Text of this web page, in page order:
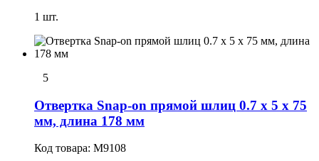
1 шт.
5
Отвертка Snap-on прямой шлиц 0.7 x 5 x 75
мм, длина 178 мм
Код товара: M9108